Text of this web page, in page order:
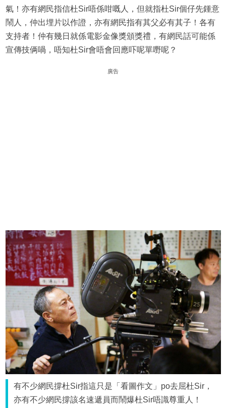
氣！亦有網民指信杜Sir唔係咁嘅人，但就指杜Sir個仔先鍾意
鬧人，仲出埋片以作證，亦有網民指有其父必有其子！各有
支持者！仲有幾日就係電影金像獎頒獎禮，有網民話可能係
宣傳技俩喎，唔知杜Sir會唔會回應吓呢單嘢呢？
廣告
有不少網民撐杜Sir指這只是「看圖作文」po去屈杜Sir，
亦有不少網民撐該名速遞員而鬧爆杜Sir唔識尊重人！